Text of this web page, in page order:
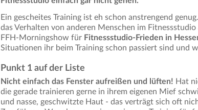
Ein gescheites Training ist eh schon anstrengend
das Verhalten von anderen Menschen im
FFH-Morningshow für Fitnessstudio-Frieden in
Situationen ihr beim Training schon passiert sind und
Punkt 1 auf der Liste
Nicht einfach das Fenster aufreißen und lüften! Hat
die gerade trainieren gerne in ihrem eigenen Mief
und nasse, geschwitzte Haut - das verträgt sich oft